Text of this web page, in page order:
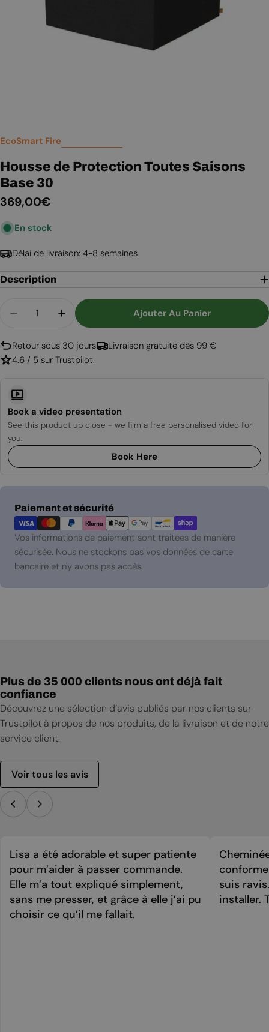
EcoSmart Fire
Housse de Protection Toutes Saisons
Base 30
Prix
régulier
369,00€
En stock
Délai de livraison: 4-8 semaines
Description
Diminuer La Quantité Pour Housse De
Augmenter La Quantité Pour Housse
Ajouter Au Panier
Retour sous 30 jours
Livraison gratuite dès 99 €
4.6 / 5 sur Trustpilot
Book a video presentation
See this product up close - we film a free personalised video for
you.
Book Here
Paiement et sécurité
Modes
de
paiement
Vos informations de paiement sont traitées de manière
sécurisée. Nous ne stockons pas vos données de carte
bancaire et n'y avons pas accès.
Plus de 35 000 clients nous ont déjà fait
confiance
Découvrez une sélection d’avis publiés par nos clients sur
Trustpilot à propos de nos produits, de la livraison et de notre
service client.
Voir tous les avis
Lisa a été adorable et super patiente
pour m’aider à passer commande.
Elle m’a tout expliqué simplement,
sans me presser, et grâce à elle j’ai pu
choisir ce qu’il me fallait.
suis
installer.